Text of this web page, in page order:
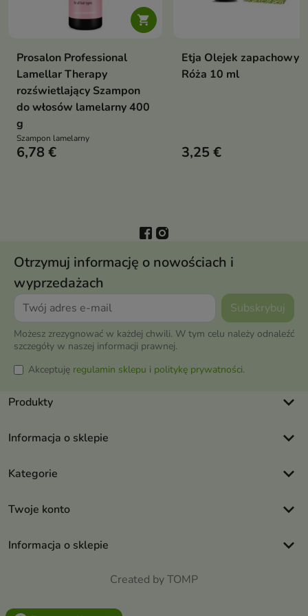

Prosalon Professional
Lamellar Therapy
rozświetlający Szampon
do włosów lamelarny 400
g
Szampon lamelarny
6,78 €
Etja Olejek zapachowy
Róża 10 ml
3,25 €
Otrzymuj informację o nowościach i
wyprzedażach
Możesz zrezygnować w każdej chwili. W tym celu należy odnaleźć
szczegóły w naszej informacji prawnej.
Akceptuję regulamin sklepu i politykę prywatności.
Produkty keyboard_arrow_down
Informacja o sklepie keyboard_arrow_down
Kategorie keyboard_arrow_down
Twoje konto keyboard_arrow_down
Informacja o sklepie keyboard_arrow_down
Created by TOMP